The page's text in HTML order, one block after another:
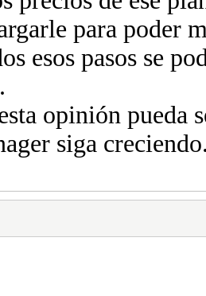
para poder
esos pasos se
opinión pueda
siga